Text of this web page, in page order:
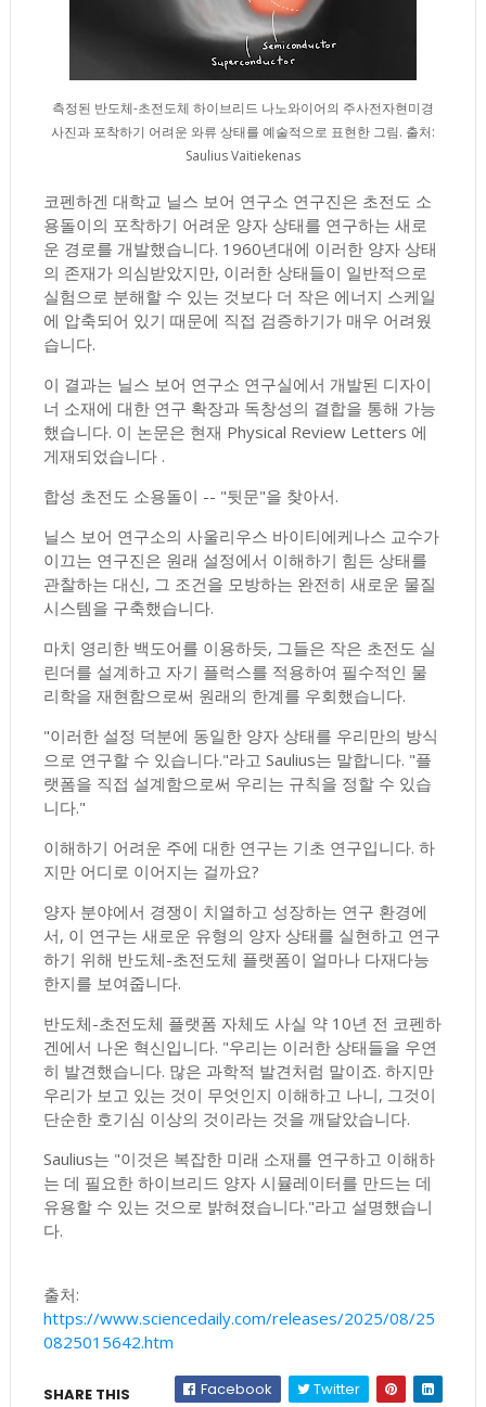
측정된 반도체-초전도체 하이브리드 나노와이어의 주사전자현미경
사진과 포착하기 어려운 와류 상태를 예술적으로 표현한 그림. 출처:
Saulius Vaitiekenas
코펜하겐 대학교 닐스 보어 연구소 연구진은 초전도 소
용돌이의 포착하기 어려운 양자 상태를 연구하는 새로
운 경로를 개발했습니다. 1960년대에 이러한 양자 상태
의 존재가 의심받았지만, 이러한 상태들이 일반적으로
실험으로 분해할 수 있는 것보다 더 작은 에너지 스케일
에 압축되어 있기 때문에 직접 검증하기가 매우 어려웠
습니다.
이 결과는 닐스 보어 연구소 연구실에서 개발된 디자이
너 소재에 대한 연구 확장과 독창성의 결합을 통해 가능
했습니다. 이 논문은 현재 Physical Review Letters 에
게재되었습니다 .
합성 초전도 소용돌이 -- "뒷문"을 찾아서.
닐스 보어 연구소의 사울리우스 바이티에케나스 교수가
이끄는 연구진은 원래 설정에서 이해하기 힘든 상태를
관찰하는 대신, 그 조건을 모방하는 완전히 새로운 물질
시스템을 구축했습니다.
마치 영리한 백도어를 이용하듯, 그들은 작은 초전도 실
린더를 설계하고 자기 플럭스를 적용하여 필수적인 물
리학을 재현함으로써 원래의 한계를 우회했습니다.
"이러한 설정 덕분에 동일한 양자 상태를 우리만의 방식
으로 연구할 수 있습니다."라고 Saulius는 말합니다. "플
랫폼을 직접 설계함으로써 우리는 규칙을 정할 수 있습
니다."
이해하기 어려운 주에 대한 연구는 기초 연구입니다. 하
지만 어디로 이어지는 걸까요?
양자 분야에서 경쟁이 치열하고 성장하는 연구 환경에
서, 이 연구는 새로운 유형의 양자 상태를 실현하고 연구
하기 위해 반도체-초전도체 플랫폼이 얼마나 다재다능
한지를 보여줍니다.
반도체-초전도체 플랫폼 자체도 사실 약 10년 전 코펜하
겐에서 나온 혁신입니다. "우리는 이러한 상태들을 우연
히 발견했습니다. 많은 과학적 발견처럼 말이죠. 하지만
우리가 보고 있는 것이 무엇인지 이해하고 나니, 그것이
단순한 호기심 이상의 것이라는 것을 깨달았습니다.
Saulius는 "이것은 복잡한 미래 소재를 연구하고 이해하
는 데 필요한 하이브리드 양자 시뮬레이터를 만드는 데
유용할 수 있는 것으로 밝혀졌습니다."라고 설명했습니
다.
출처:
https://www.sciencedaily.com/releases/2025/08/25
0825015642.htm
SHARE THIS Facebook Twitter